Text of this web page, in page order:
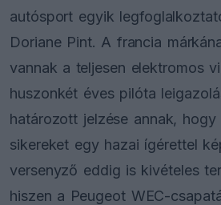
autósport egyik
Doriane Pint. A francia
vannak a teljesen elektromos
huszonkét éves pilóta
határozott jelzése annak, hogy
sikereket egy hazai ígérettel
versenyző eddig is kivételes
hiszen a Peugeot WEC-